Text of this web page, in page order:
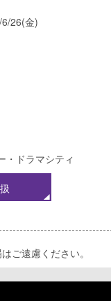
26(金)
・ドラマシティ
ご遠慮ください。